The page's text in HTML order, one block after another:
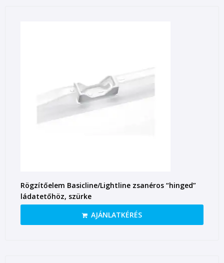
Rögzítőelem Basicline/Lightline zsanéros “hinged”
ládatetőhöz, szürke
AJÁNLATKÉRÉS